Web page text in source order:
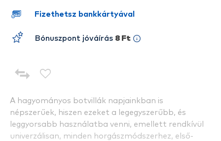
A hagyományos botvillák napjainkban is
népszerűek, hiszen ezeket a legegyszerűbb, és
leggyorsabb használatba venni, emellett rendkívül
univerzálisan, minden horgászmódszerhez, első-
Fizethetsz bankkártyával
Bónuszpont jóváírás 8 Ft